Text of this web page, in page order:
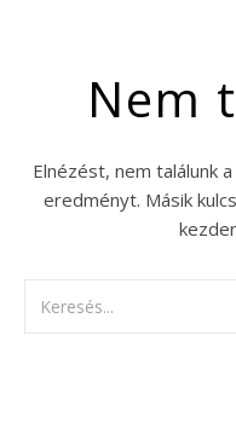
Nem
Elnézést, nem találunk
eredményt. Másik